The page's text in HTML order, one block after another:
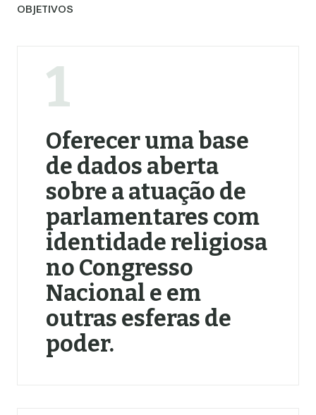
OBJETIVOS
1
Oferecer uma base
de dados aberta
sobre a atuação de
parlamentares com
identidade religiosa
no Congresso
Nacional e em
outras esferas de
poder.